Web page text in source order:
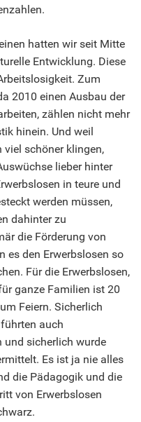
hatten wir seit Mitte
Entwicklung. Diese
Zum
2010 einen Ausbau der
zählen nicht mehr
hinein. Und weil
viel schöner klingen,
lieber hinter
in teure und
werden müssen,
dahinter zu
die Förderung von
es den Erwerbslosen so
Für die Erwerbslosen,
ganze Familien ist 20
Feiern. Sicherlich
auch
und sicherlich wurde
Es ist ja nie alles
die Pädagogik und die
von Erwerbslosen